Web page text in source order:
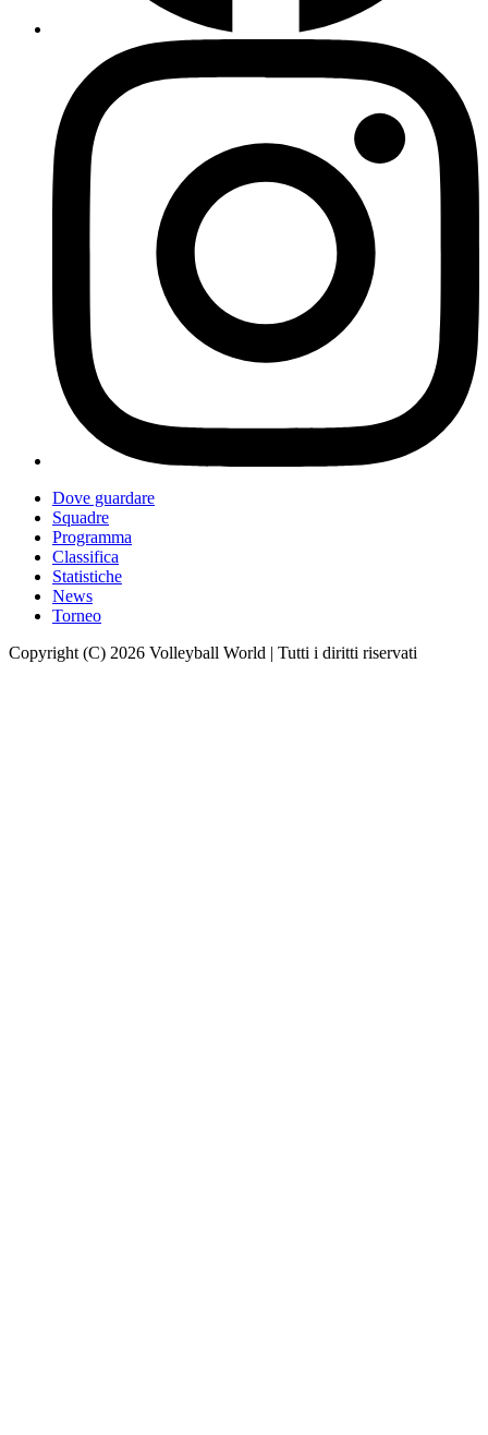
Dove guardare
Squadre
Programma
Classifica
Statistiche
News
Torneo
Copyright (C) 2026 Volleyball World | Tutti i diritti riservati